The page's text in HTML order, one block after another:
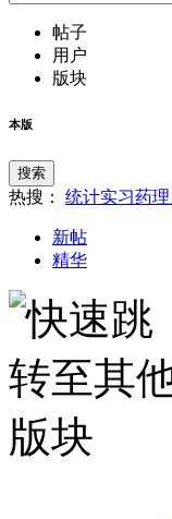
帖子
用户
版块
本版
搜索
热搜： 统计实习药理
新帖
精华